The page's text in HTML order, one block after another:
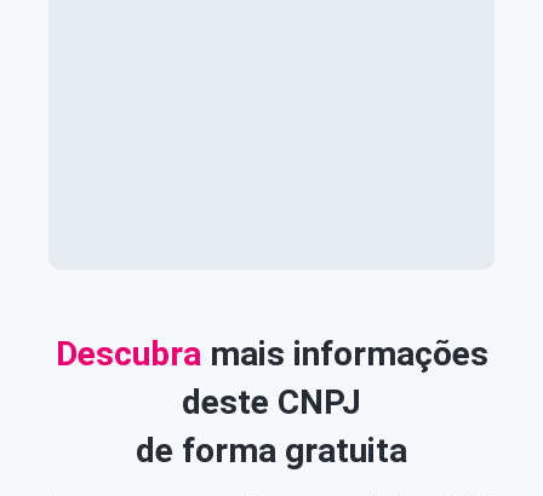
Descubra mais informações
deste CNPJ
de forma gratuita